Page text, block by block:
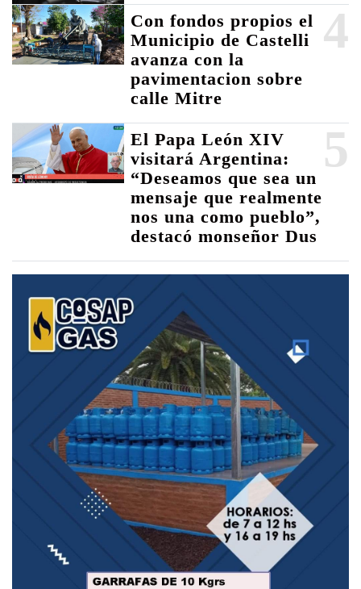
4
Con fondos propios el
Municipio de Castelli
avanza con la
pavimentacion sobre
calle Mitre
5
El Papa León XIV
visitará Argentina:
“Deseamos que sea un
mensaje que realmente
nos una como pueblo”,
destacó monseñor Dus